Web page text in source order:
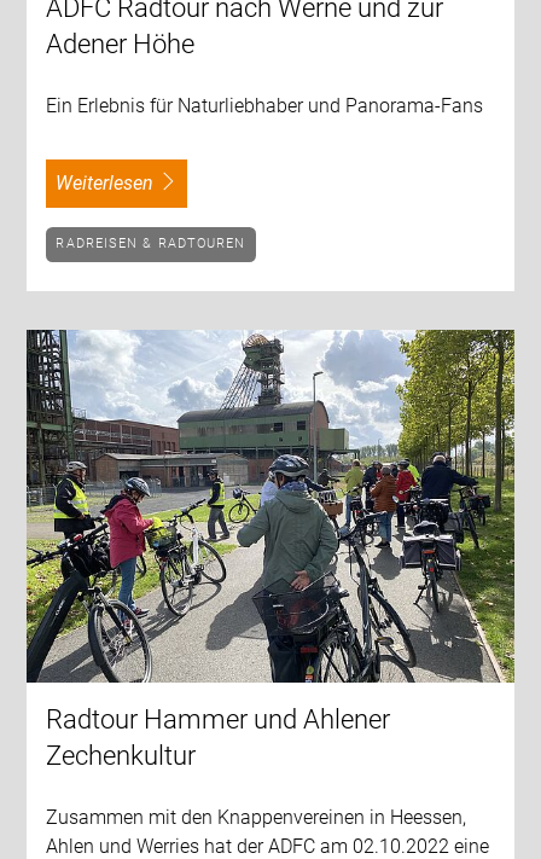
ADFC Radtour nach Werne und zur
Adener Höhe
Ein Erlebnis für Naturliebhaber und Panorama-Fans
weiterlesen
RADREISEN & RADTOUREN
Radtour Hammer und Ahlener
Zechenkultur
Zusammen mit den Knappenvereinen in Heessen,
Ahlen und Werries hat der ADFC am 02.10.2022 eine